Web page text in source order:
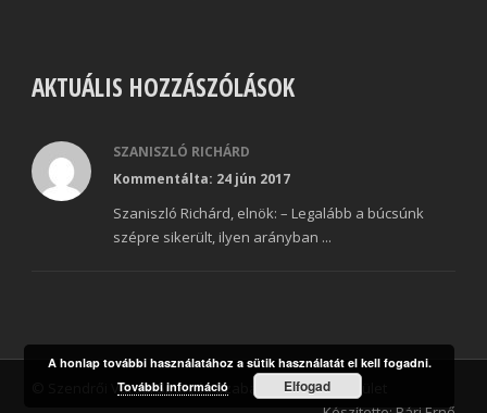
AKTUÁLIS HOZZÁSZÓLÁSOK
SZANISZLÓ RICHÁRD
Kommentálta: 24 jún 2017
Szaniszló Richárd, elnök: – Legalább a búcsúnk
szépre sikerült, ilyen arányban ...
© Szendrői Városi Sport és Szabadidő Klub Egyesület
A honlap további használatához a sütik használatát el kell fogadni.
További információ
Elfogad